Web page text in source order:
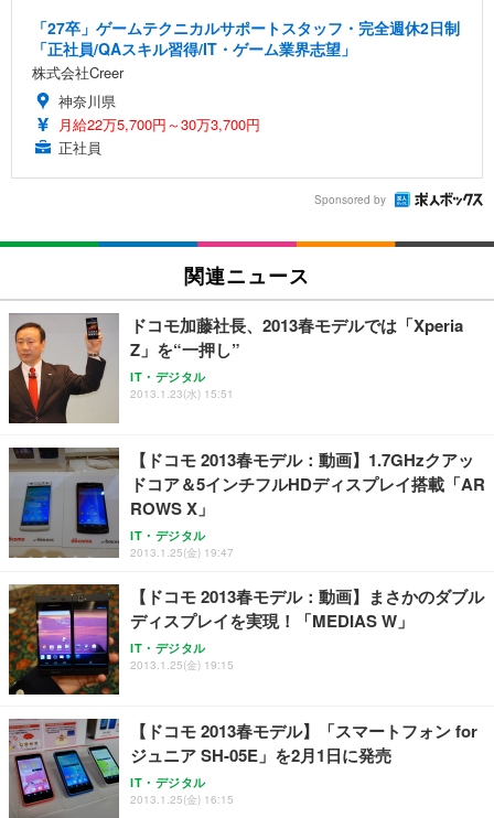
「27卒」ゲームテクニカルサポートスタッフ・完全週休2日制
「正社員/QAスキル習得/IT・ゲーム業界志望」
株式会社Creer
神奈川県
月給22万5,700円～30万3,700円
正社員
Sponsored by
関連ニュース
ドコモ加藤社長、2013春モデルでは「Xperia
Z」を“一押し”
IT・デジタル
2013.1.23(水) 15:51
【ドコモ 2013春モデル：動画】1.7GHzクアッ
ドコア＆5インチフルHDディスプレイ搭載「AR
ROWS X」
IT・デジタル
2013.1.25(金) 19:47
【ドコモ 2013春モデル：動画】まさかのダブル
ディスプレイを実現！「MEDIAS W」
IT・デジタル
2013.1.25(金) 19:15
【ドコモ 2013春モデル】「スマートフォン for
ジュニア SH-05E」を2月1日に発売
IT・デジタル
2013.1.25(金) 16:15